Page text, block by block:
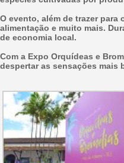
O evento, além de trazer
alimentação e muito mais.
de economia local.
Com a Expo Orquídeas e
despertar as sensações mais